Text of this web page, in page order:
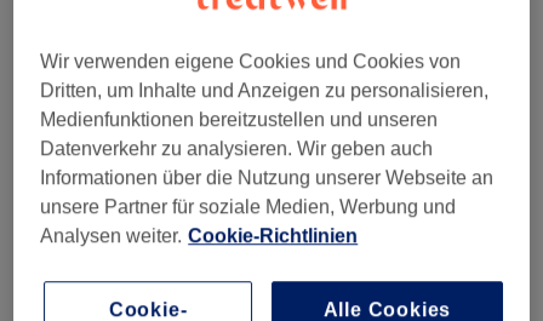
damen - strähnen in der Nähe von Borbeck-Mitte, Essen
Wir verwenden eigene Cookies und Cookies von
Dritten, um Inhalte und Anzeigen zu personalisieren,
Medienfunktionen bereitzustellen und unseren
Datenverkehr zu analysieren. Wir geben auch
Informationen über die Nutzung unserer Webseite an
unsere Partner für soziale Medien, Werbung und
Analysen weiter. Cookie-Richtlinien
Cookie-
Alle Cookies